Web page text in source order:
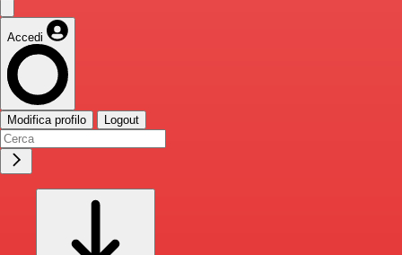
Accedi
Modifica profilo Logout